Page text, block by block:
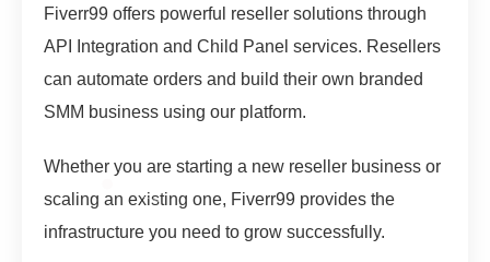
Fiverr99 offers powerful reseller solutions through
API Integration and Child Panel services. Resellers
can automate orders and build their own branded
SMM business using our platform.
Whether you are starting a new reseller business or
scaling an existing one, Fiverr99 provides the
infrastructure you need to grow successfully.